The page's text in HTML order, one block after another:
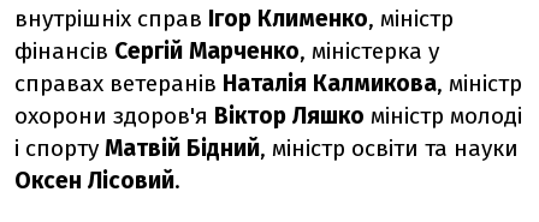
внутрішніх справ Ігор Клименко, міністр
фінансів Сергій Марченко, міністерка у
справах ветеранів Наталія Калмикова, міністр
охорони здоров'я Віктор Ляшко міністр молоді
і спорту Матвій Бідний, міністр освіти та науки
Оксен Лісовий.